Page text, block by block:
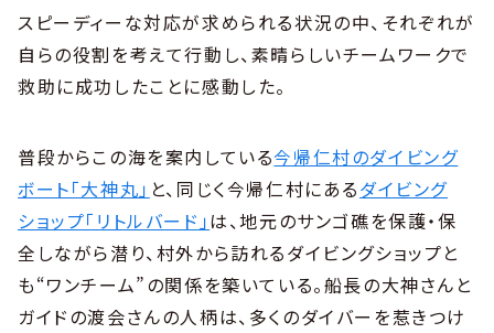
スピーディーな対応が求められる状況の中、それぞれが
自らの役割を考えて行動し、素晴らしいチームワークで
救助に成功したことに感動した。
普段からこの海を案内している今帰仁村のダイビング
ボート「大神丸」 と、同じく今帰仁村にあるダイビング
ショップ「リトルバード」は、地元のサンゴ礁を保護・保
全しながら潜り、村外から訪れるダイビングショップと
も“ワンチーム”の関係を築いている。船長の大神さんと
ガイドの渡会さんの人柄は、多くのダイバーを惹きつけ